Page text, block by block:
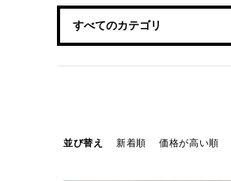
並び替え 新着順 価格が高い順